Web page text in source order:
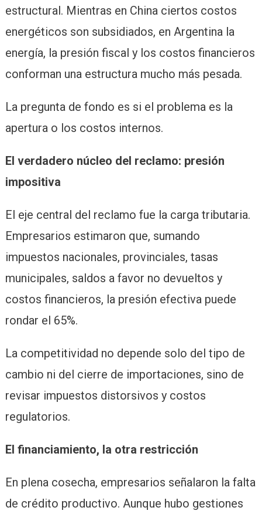
estructural. Mientras en China ciertos costos
energéticos son subsidiados, en Argentina la
energía, la presión fiscal y los costos financieros
conforman una estructura mucho más pesada.
La pregunta de fondo es si el problema es la
apertura o los costos internos.
El verdadero núcleo del reclamo: presión
impositiva
El eje central del reclamo fue la carga tributaria.
Empresarios estimaron que, sumando
impuestos nacionales, provinciales, tasas
municipales, saldos a favor no devueltos y
costos financieros, la presión efectiva puede
rondar el 65%.
La competitividad no depende solo del tipo de
cambio ni del cierre de importaciones, sino de
revisar impuestos distorsivos y costos
regulatorios.
El financiamiento, la otra restricción
En plena cosecha, empresarios señalaron la falta
de crédito productivo. Aunque hubo gestiones